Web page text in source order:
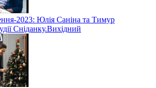
2023: Юлія Саніна та Тимур
Сніданку.Вихідний